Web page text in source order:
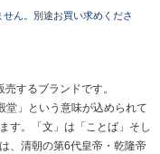
ん。別途お買い求めくださ
するブランドです。
堂」という意味が込められて
す。「文」は「ことば」そし
、清朝の第6代皇帝・乾隆帝